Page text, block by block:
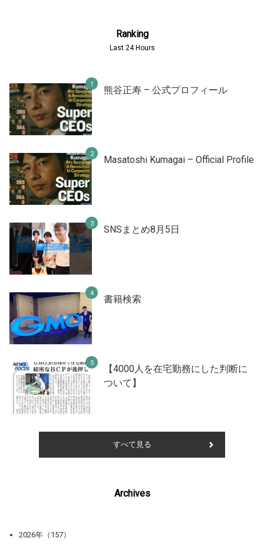
Ranking
Last 24 Hours
熊谷正寿 – 公式プロフィール
Masatoshi Kumagai – Official Profile
SNSまとめ8月5日
書籍検索
【4000人を在宅勤務にした判断に
ついて】
すべて見る
Archives
2026年（157）